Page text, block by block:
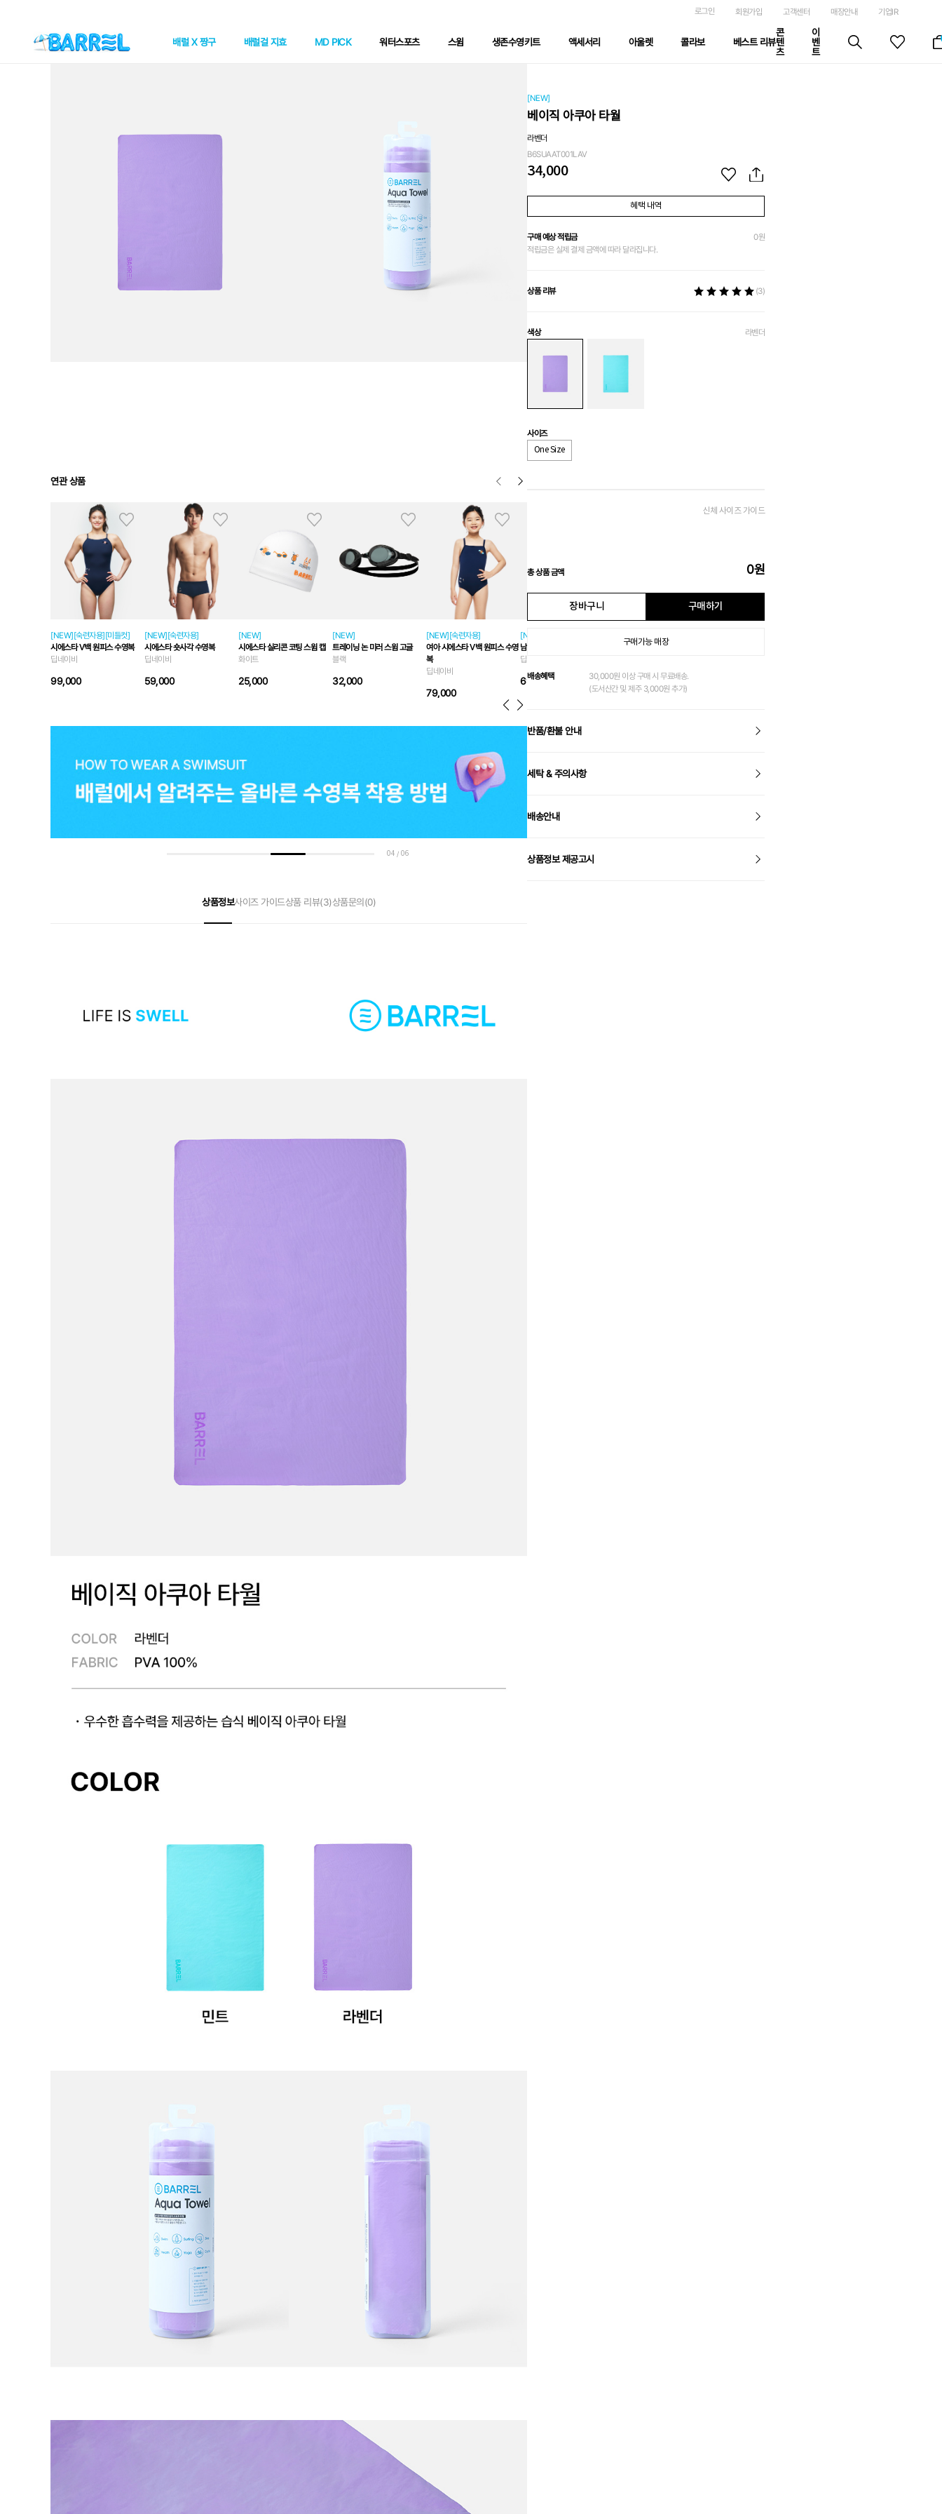
로그인 회원가입 고객센터 매장안내 기업IR
배럴 X 짱구 배럴걸 지효 MD PICK 워터스포츠 스윔 생존수영키트 액세서리 아울렛 콜라보 베스트 리뷰
콘
텐
츠
이
벤
트
연관 상품
[NEW][숙련자용][미들컷]
시에스타 V백 원피스 수영복
딥네이비
99,000
[NEW][숙련자용]
시에스타 숏사각 수영복
딥네이비
59,000
[NEW]
시에스타 실리콘 코팅 스윔 캡
화이트
25,000
[NEW]
트레이닝 논 미러 스윔 고글
블랙
32,000
[NEW][숙련자용]
여아 시에스타 V백 원피스 수영
복
딥네이비
79,000
[NEW][숙련자용]
남아 시에스타 4부 재머 수영복
딥네이비
69,000
[NEW]
키즈 논 미러 스윔 고글
25,000
04 / 06
상품정보사이즈 가이드상품 리뷰(3)상품문의 (0)
[NEW]
베이직 아쿠아 타월
라벤더
B6SUAAT001LAV
34,000
혜택 내역
구매 예상 적립금
적립금은 실제 결제 금액에 따라 달라집니다.
0원
상품 리뷰 (3)
색상 라벤더
사이즈
One Size
신체 사이즈 가이드
총 상품 금액 0원
장바구니 구매하기
구매가능 매장
배송혜택
30,000원 이상 구매 시 무료배송.
(도서산간 및 제주 3,000원 추가)
반품/환불 안내
세탁 & 주의사항
배송안내
상품정보 제공고시